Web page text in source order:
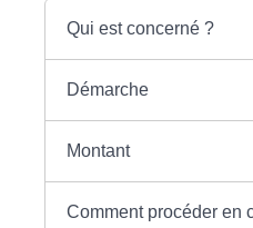
Qui est concerné ?
Démarche
Montant
Comment procéder en